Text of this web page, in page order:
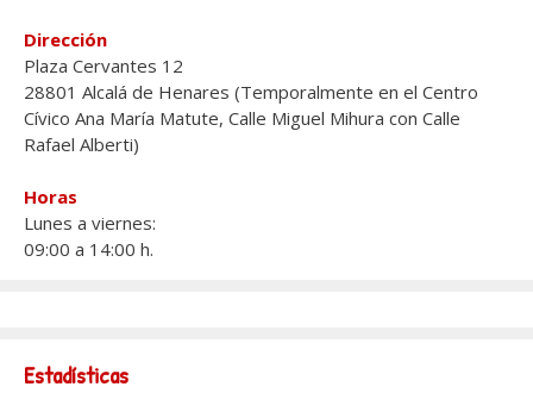
Dirección
Plaza Cervantes 12
28801 Alcalá de Henares (Temporalmente en el Centro
Cívico Ana María Matute, Calle Miguel Mihura con Calle
Rafael Alberti)
Horas
Lunes a viernes:
09:00 a 14:00 h.
Estadísticas